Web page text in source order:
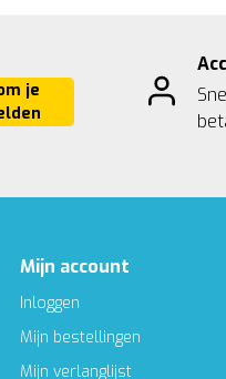
je
Mijn account
Inloggen
Mijn bestellingen
Mijn verlanglijst